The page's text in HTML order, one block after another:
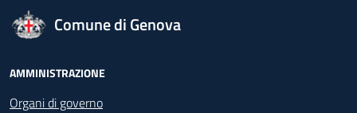
logo Unione Europea
Comune di Genova
Footer - Navigazione
AMMINISTRAZIONE
Organi di governo